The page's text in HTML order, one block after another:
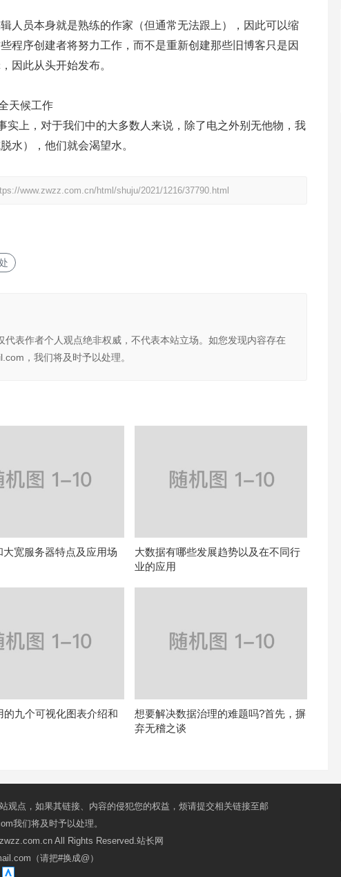
人员本身就是熟练的作家（但通常无法跟上），因此可以缩
程序创建者将努力工作，而不是重新创建那些旧博客只是因
因此从头开始发布。
天候工作
实上，对于我们中的大多数人来说，除了电之外别无他物，我
水），他们就会渴望水。
www.zwzz.com.cn/html/shuju/2021/1216/37790.html
代表作者个人观点绝非权威，不代表本站立场。如您发现内容存在
，我们将及时予以处理。
大宽服务器特点及应用场
大数据有哪些发展趋势以及在不同行
业的应用
的九个可视化图表介绍和
想要解决数据治理的难题吗?首先，摒
弃无稽之谈
观点，如果其链接、内容的侵犯您的权益，烦请提交相关链接至邮
我们将及时予以处理。
All Rights Reserved.站长网
（请把#换成@）